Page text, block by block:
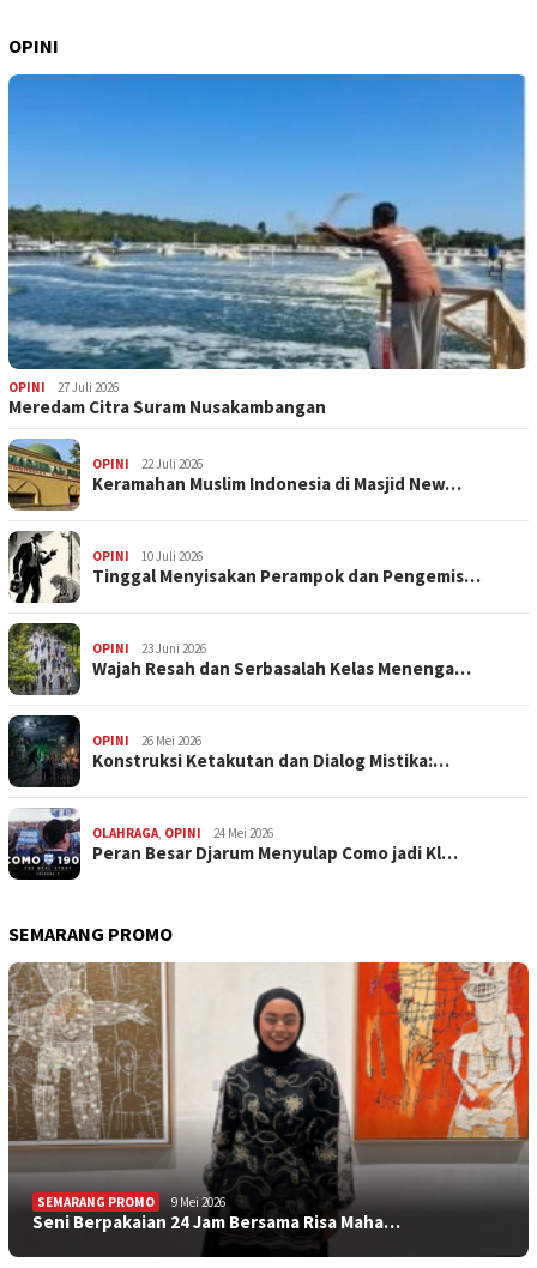
OPINI
OPINI 27 Juli 2026
Meredam Citra Suram Nusakambangan
OPINI 22 Juli 2026
Keramahan Muslim Indonesia di Masjid New…
OPINI 10 Juli 2026
Tinggal Menyisakan Perampok dan Pengemis…
OPINI 23 Juni 2026
Wajah Resah dan Serbasalah Kelas Menenga…
OPINI 26 Mei 2026
Konstruksi Ketakutan dan Dialog Mistika:…
OLAHRAGA OPINI 24 Mei 2026
Peran Besar Djarum Menyulap Como jadi Kl…
SEMARANG PROMO
SEMARANG PROMO 9 Mei 2026
Seni Berpakaian 24 Jam Bersama Risa Maha…